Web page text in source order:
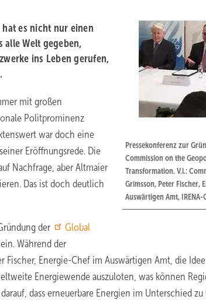
Pressekonferenz zur
Commission on the
Transformation. V.l.:
Grimsson, Peter Fischer,
Auswärtigen Amt,
hat es nicht nur einen
alle Welt gegeben,
ins Leben gerufen,
mit großen
Politprominenz
war doch eine
Eröffnungsrede. Die
Nachfrage, aber Altmaier
Das ist doch deutlich
der
Global
ein. Während der
Fischer, Energie-Chef im Auswärtigen Amt, die
Energiewende auszuloten, was können
dass erneuerbare Energien im Unterschied